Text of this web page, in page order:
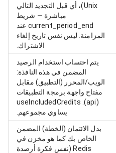
Unix)، أي قبل التجديد التالي
مباشرة — شريط
current_period_end عند
المزامنة. ليس نفس تاريخ إلغاء
الاشتراك.
يتم احتساب استخدام الرصيد
المضمن في هذه النافذة:
الويب/المحرر (التطبيق) مقابل
مفتاح واجهة برمجة التطبيقات
(api). useIncludedCredits
يساوي مجموعهم.
بدل الائتمان (الخطة) المضمن
الخاص بك كما هو مخزن في
Redis (نفس فكرة أرصدة